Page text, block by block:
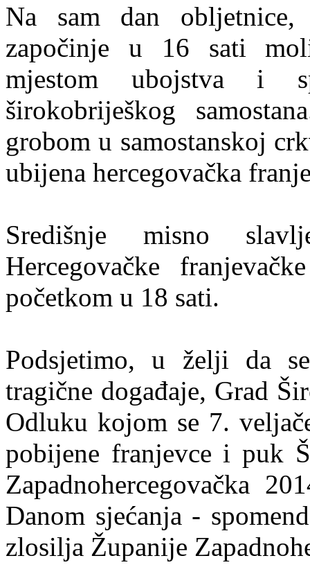
Na sam dan
započinje u 16 sati
mjestom ubojstva i
širokobriješkog
grobom u samostanskoj
ubijena hercegovačka
Središnje misno
Hercegovačke
početkom u 18 sati.
Podsjetimo, u želji da
tragične događaje, Grad
Odluku kojom se 7.
pobijene franjevce i puk
Zapadnohercegovačka
Danom sjećanja -
zlosilja Županije